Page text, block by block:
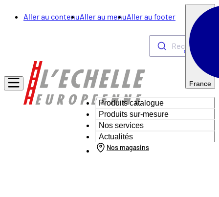
Aller au contenuAller au menuAller au footer
Rechercher
0
France
Produits catalogue
Produits sur-mesure
Nos services
Actualités
Nos magasins